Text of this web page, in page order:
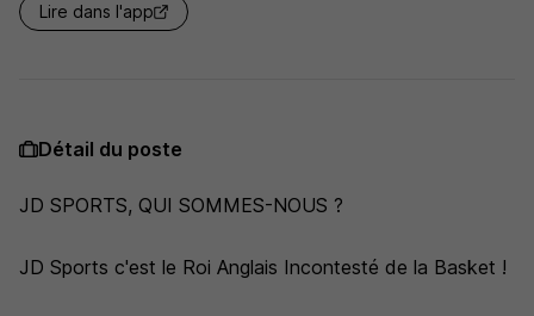
Lire dans l'app
Détail du poste
JD SPORTS, QUI SOMMES-NOUS ?
JD Sports c'est le Roi Anglais Incontesté de la Basket !